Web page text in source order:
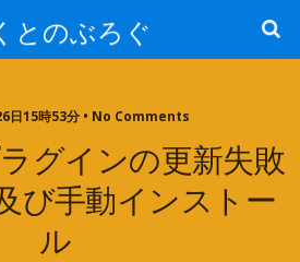
とのぶろぐ
日15時53分 • No Comments
ラグインの更新失敗
び手動インストー
ル